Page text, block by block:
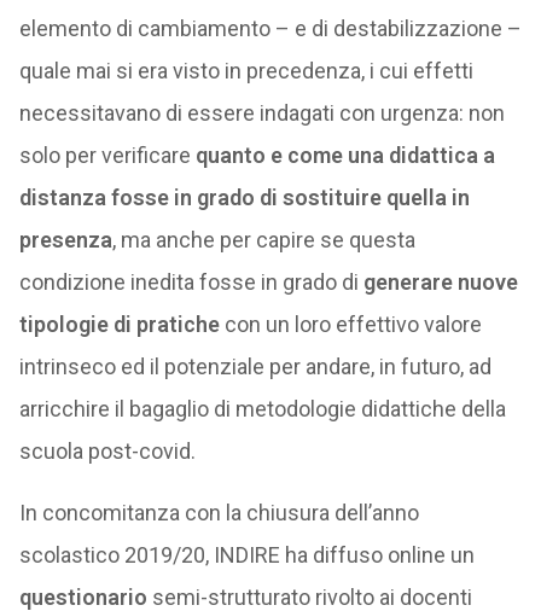
elemento di cambiamento – e di destabilizzazione –
quale mai si era visto in precedenza, i cui effetti
necessitavano di essere indagati con urgenza: non
solo per verificare quanto e come una didattica a
distanza fosse in grado di sostituire quella in
presenza, ma anche per capire se questa
condizione inedita fosse in grado di generare nuove
tipologie di pratichecon un loro effettivo valore
intrinseco ed il potenziale per andare, in futuro, ad
arricchire il bagaglio di metodologie didattiche della
scuola post-covid.
In concomitanza con la chiusura dell’anno
scolastico 2019/20, INDIRE ha diffuso online un
questionario semi-strutturato rivolto ai docenti